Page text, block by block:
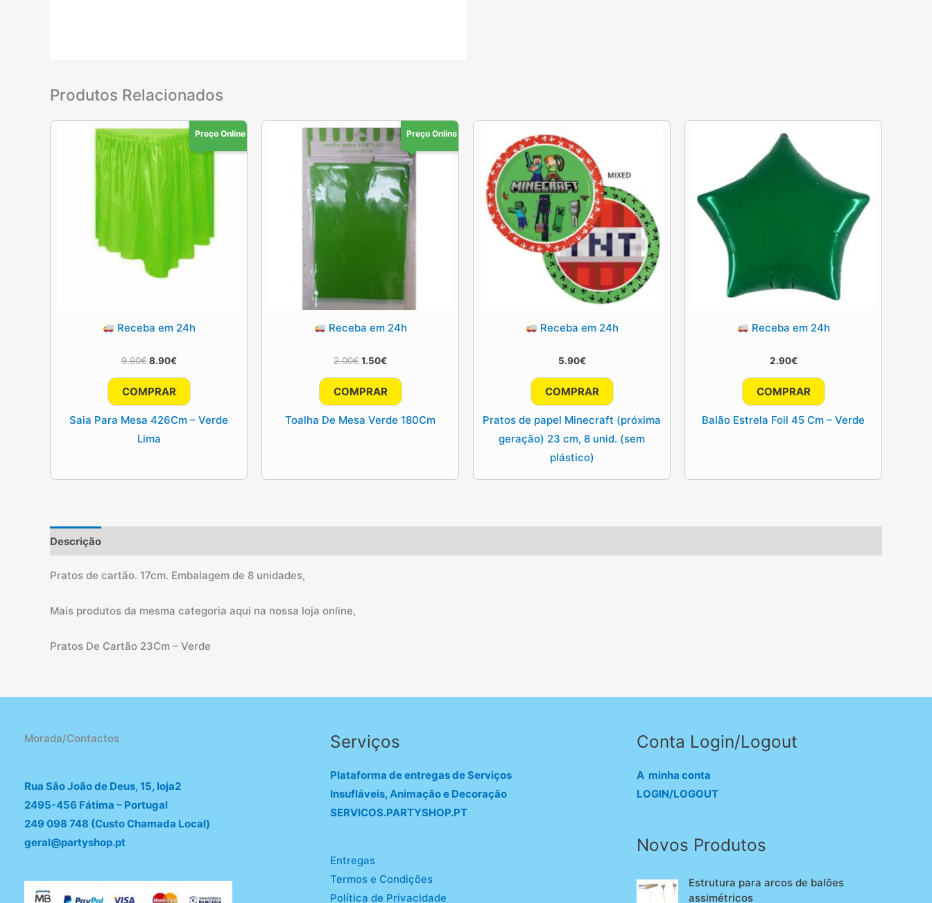
Produtos Relacionados
Preço Online
Receba em 24h
9.90€ O
era:
9.90€.
8.90€O
atual
é:
8.90€.
COMPRAR
Saia Para Mesa 426Cm – Verde
Lima
Preço Online
Receba em 24h
2.00€O
era:
2.00€.
1.50€O
atual
é:
1.50€.
COMPRAR
Toalha De Mesa Verde 180Cm
Receba em 24h
5.90€
COMPRAR
Pratos de papel Minecraft (próxima
geração) 23 cm, 8 unid. (sem
plástico)
Receba em 24h
2.90€
COMPRAR
Balão Estrela Foil 45 Cm – Verde
Descrição
Pratos de cartão. 17cm. Embalagem de 8 unidades,
Mais produtos da mesma categoria aqui na nossa loja online,
Pratos De Cartão 23Cm – Verde
Morada/Contactos
Rua São João de Deus, 15, loja2
2495-456 Fátima – Portugal
249 098 748 (Custo Chamada Local)
geral@partyshop.pt
Serviços
Plataforma de entregas de Serviços
Insufláveis, Animação e Decoração
SERVICOS.PARTYSHOP.PT
Entregas
Termos e Condições
Política de Privacidade
Conta Login/Logout
A minha conta
LOGIN/LOGOUT
Novos Produtos
Estrutura para arcos de balões
assimétricos